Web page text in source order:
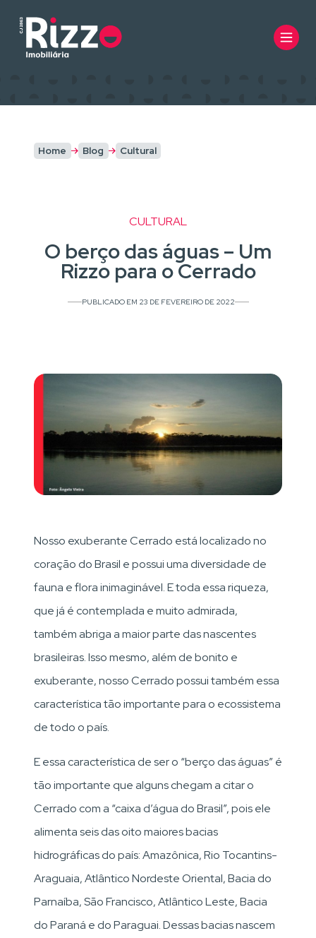
Home Blog Cultural
CULTURAL
O berço das águas – Um
Rizzo para o Cerrado
PUBLICADO EM 23 DE FEVEREIRO DE 2022
Nosso exuberante Cerrado está localizado no
coração do Brasil e possui uma diversidade de
fauna e flora inimaginável. E toda essa riqueza,
que já é contemplada e muito admirada,
também abriga a maior parte das nascentes
brasileiras. Isso mesmo, além de bonito e
exuberante, nosso Cerrado possui também essa
característica tão importante para o ecossistema
de todo o país.
E essa característica de ser o “berço das águas” é
tão importante que alguns chegam a citar o
Cerrado com a “caixa d’água do Brasil”, pois ele
alimenta seis das oito maiores bacias
hidrográficas do país: Amazônica, Rio Tocantins-
Araguaia, Atlântico Nordeste Oriental, Bacia do
Parnaíba, São Francisco, Atlântico Leste, Bacia
do Paraná e do Paraguai. Dessas bacias nascem